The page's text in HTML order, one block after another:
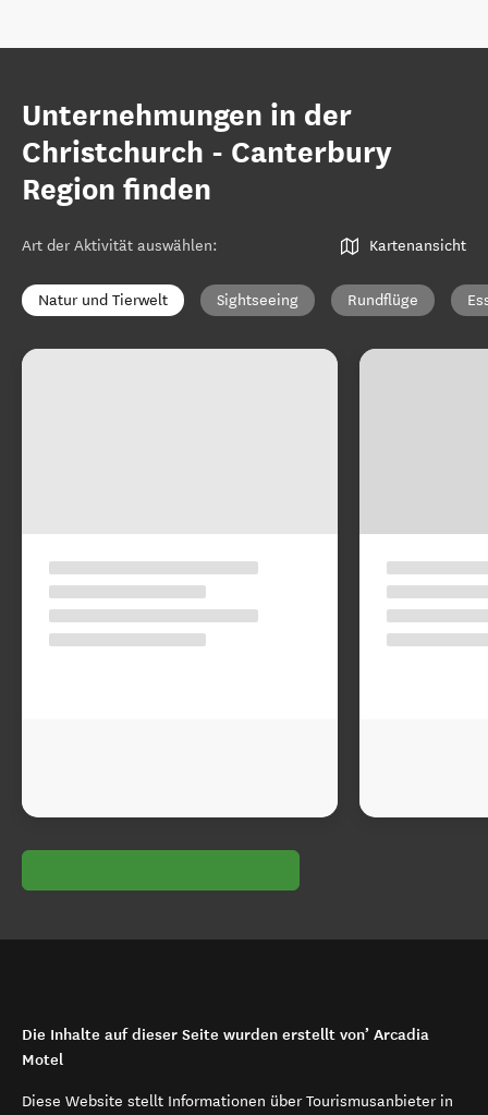
Unternehmungen in der
Christchurch - Canterbury
Region finden
Art der Aktivität auswählen: Kartenansicht
Natur und Tierwelt Sightseeing Rundflüge
Die Inhalte auf dieser Seite wurden erstellt von’ Arcadia
Motel
Diese Website stellt Informationen über Tourismusanbieter in